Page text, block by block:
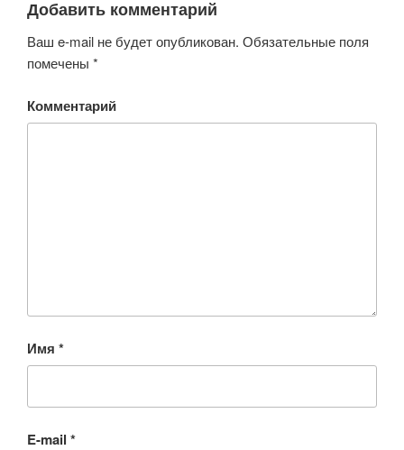
Добавить комментарий
Ваш e-mail не будет опубликован. Обязательные поля
помечены *
Комментарий
Имя *
E-mail *